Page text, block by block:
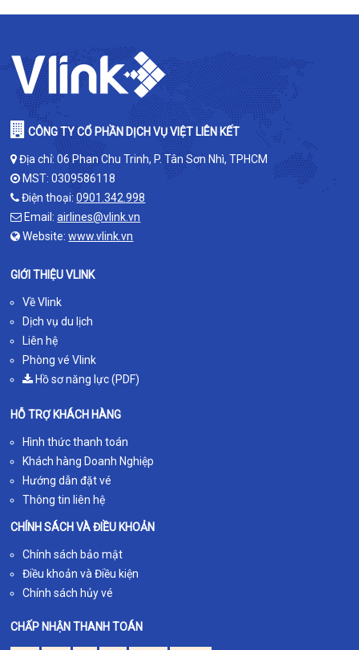
CÔNG TY CỔ PHẦN DỊCH VỤ VIỆT LIÊN KẾT
Địa chỉ: 06 Phan Chu Trinh, P. Tân Sơn Nhì, TPHCM
MST: 0309586118
Điện thoại:0901.342.998
Email:airlines@vlink.vn
Website:www.vlink.vn
GIỚI THIỆU VLINK
Về Vlink
Dịch vụ du lịch
Liên hệ
Phòng vé Vlink
Hồ sơ năng lực (PDF)
HỖ TRỢ KHÁCH HÀNG
Hình thức thanh toán
Khách hàng Doanh Nghiệp
Hướng dẫn đặt vé
Thông tin liên hệ
CHÍNH SÁCH VÀ ĐIỀU KHOẢN
Chính sách bảo mật
Điều khoản và Điều kiện
Chính sách hủy vé
CHẤP NHẬN THANH TOÁN